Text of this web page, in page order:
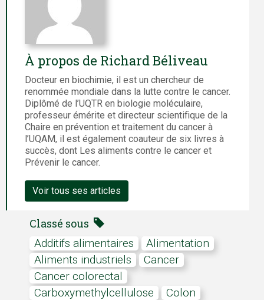
À propos de Richard Béliveau
Docteur en biochimie, il est un chercheur de
renommée mondiale dans la lutte contre le cancer.
Diplômé de l’UQTR en biologie moléculaire,
professeur émérite et directeur scientifique de la
Chaire en prévention et traitement du cancer à
l’UQAM, il est également coauteur de six livres à
succès, dont Les aliments contre le cancer et
Prévenir le cancer.
Voir tous ses articles
Classé sous
Additifs alimentaires
alimentation
Aliments industriels
cancer
cancer colorectal
carboxymethylcellulose
colon